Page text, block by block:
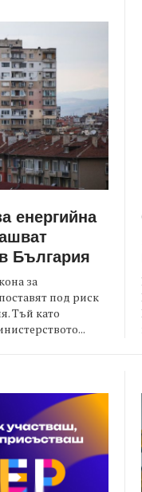
енергийна
България
за
под риск
Тъй като